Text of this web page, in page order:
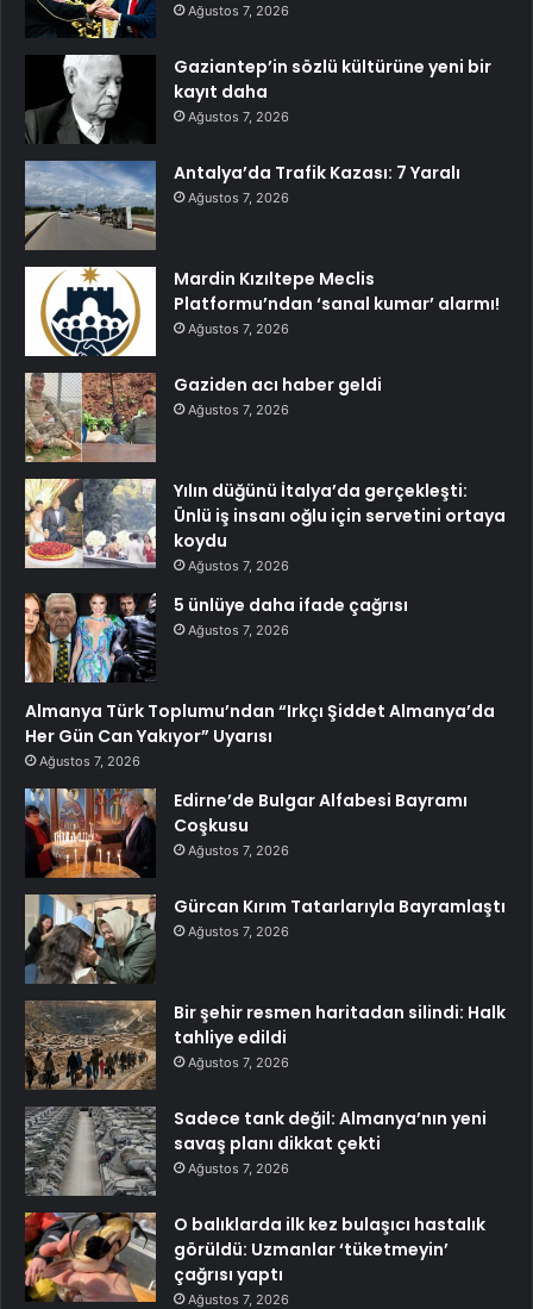
Ağustos 7, 2026
Gaziantep’in sözlü kültürüne yeni bir
kayıt daha
Ağustos 7, 2026
Antalya’da Trafik Kazası: 7 Yaralı
Ağustos 7, 2026
Mardin Kızıltepe Meclis
Platformu’ndan ‘sanal kumar’ alarmı!
Ağustos 7, 2026
Gaziden acı haber geldi
Ağustos 7, 2026
Yılın düğünü İtalya’da gerçekleşti:
Ünlü iş insanı oğlu için servetini ortaya
koydu
Ağustos 7, 2026
5 ünlüye daha ifade çağrısı
Ağustos 7, 2026
Almanya Türk Toplumu’ndan “Irkçı Şiddet Almanya’da
Her Gün Can Yakıyor” Uyarısı
Ağustos 7, 2026
Edirne’de Bulgar Alfabesi Bayramı
Coşkusu
Ağustos 7, 2026
Gürcan Kırım Tatarlarıyla Bayramlaştı
Ağustos 7, 2026
Bir şehir resmen haritadan silindi: Halk
tahliye edildi
Ağustos 7, 2026
Sadece tank değil: Almanya’nın yeni
savaş planı dikkat çekti
Ağustos 7, 2026
O balıklarda ilk kez bulaşıcı hastalık
görüldü: Uzmanlar ‘tüketmeyin’
çağrısı yaptı
Ağustos 7, 2026